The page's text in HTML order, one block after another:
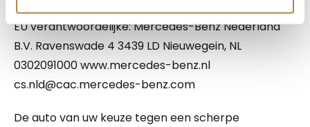
EU verantwoordelijke: Mercedes-Benz Nederland
B.V. Ravenswade 4 3439 LD Nieuwegein, NL
0302091000 www.mercedes-benz.nl
cs.nld@cac.mercedes-benz.com
De auto van uw keuze tegen een scherpe